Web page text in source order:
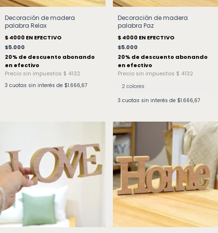
Decoración de madera
palabra Relax
$5.000
3 cuotas sin interés de $1.666,67
Decoración de madera
palabra Paz
$5.000
2 colores
3 cuotas sin interés de $1.666,67